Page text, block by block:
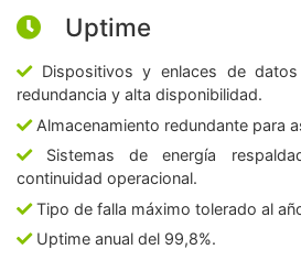
Uptime
Dispositivos y enlaces de datos
redundancia y alta disponibilidad.
Almacenamiento redundante para
Sistemas de energía
continuidad operacional.
Tipo de falla máximo tolerado al
Uptime anual del 99,8%.